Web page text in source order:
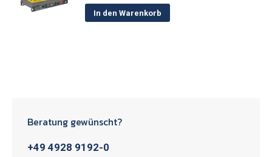
In den Warenkorb
Beratung gewünscht?
+49 4928 9192-0